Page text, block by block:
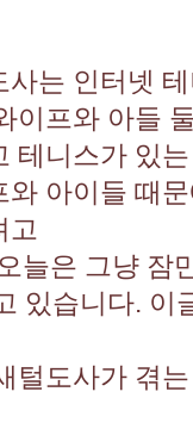
사는 인터넷
이프와 아들
테니스가 있
와 아이들 때
고
늘은 그냥 잠
있습니다. 이
털도사가 겪